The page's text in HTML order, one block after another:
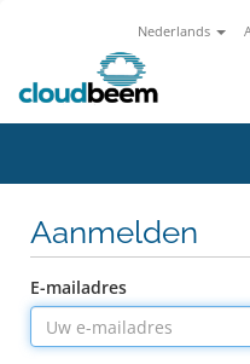
Nederlands
Aanmelden
E-mailadres